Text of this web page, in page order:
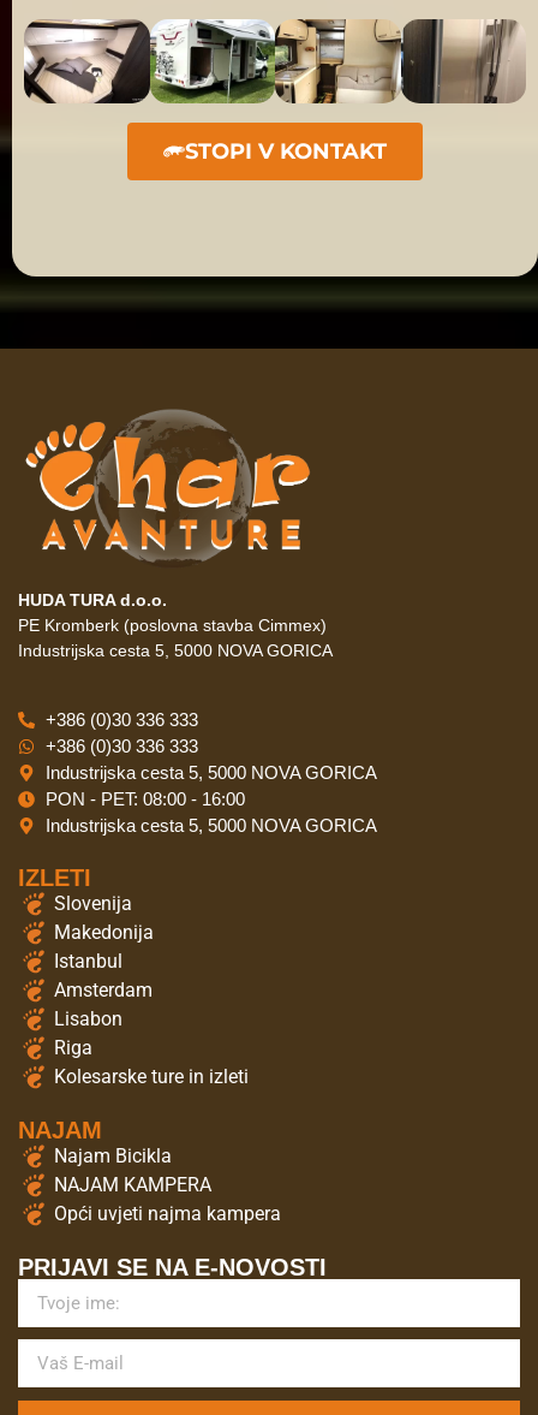
STOPI V KONTAKT
HUDA TURA d.o.o.
PE Kromberk (poslovna stavba Cimmex)
Industrijska cesta 5, 5000 NOVA GORICA
+386 (0)30 336 333
+386 (0)30 336 333
Industrijska cesta 5, 5000 NOVA GORICA
PON - PET: 08:00 - 16:00
Industrijska cesta 5, 5000 NOVA GORICA
IZLETI
Slovenija
Makedonija
Istanbul
Amsterdam
Lisabon
Riga
Kolesarske ture in izleti
NAJAM
Najam Bicikla
NAJAM KAMPERA
Opći uvjeti najma kampera
PRIJAVI SE NA E-NOVOSTI